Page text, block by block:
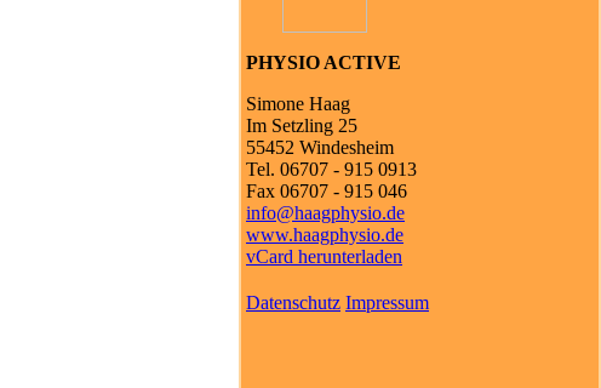
PHYSIO ACTIVE
Simone Haag
Im Setzling 25
55452 Windesheim
Tel. 06707 - 915 0913
Fax 06707 - 915 046
info@haagphysio.de
www.haagphysio.de
vCard herunterladen
Datenschutz Impressum